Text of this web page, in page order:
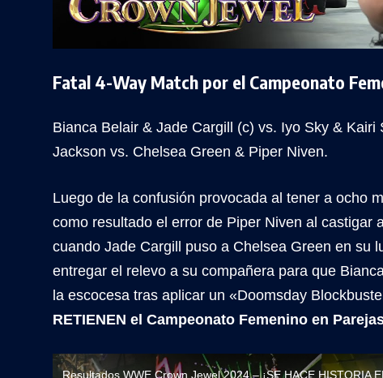
Fatal 4-Way Match por el Campeonato
Bianca Belair & Jade Cargill (c) vs. Iyo Sky &
Jackson vs. Chelsea Green & Piper Niven.
Luego de la confusión provocada al tener a ocho
como resultado el error de Piper Niven al castigar
cuando Jade Cargill puso a Chelsea Green en su
entregar el relevo a su compañera para que
la escocesa tras aplicar un «Doomsday
RETIENEN el Campeonato Femenino en
Resultados WWE Crown Jewel 2024 – ¡SE HACE HISTORIA